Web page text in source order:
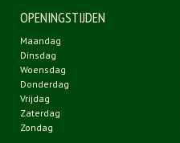
OPENINGSTIJDEN
Maandag
Dinsdag
Woensdag
Donderdag
Vrijdag
Zaterdag
Zondag